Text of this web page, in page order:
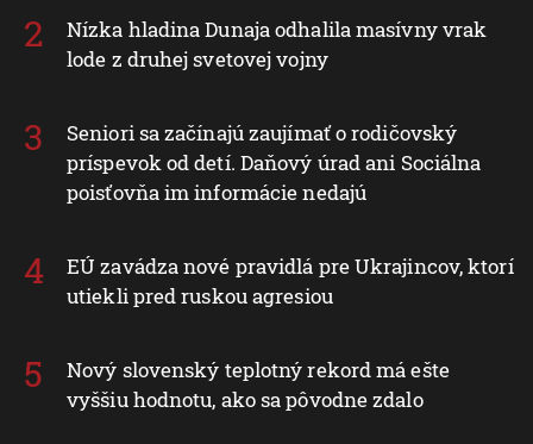
Nízka hladina Dunaja odhalila masívny vrak
lode z druhej svetovej vojny
Seniori sa začínajú zaujímať o rodičovský
príspevok od detí. Daňový úrad ani Sociálna
poisťovňa im informácie nedajú
EÚ zavádza nové pravidlá pre Ukrajincov, ktorí
utiekli pred ruskou agresiou
Nový slovenský teplotný rekord má ešte
vyššiu hodnotu, ako sa pôvodne zdalo